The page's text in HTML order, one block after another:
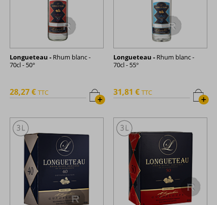
Longueteau - Rhum blanc -
70cl - 50°
+
28,27 € TTC
Longueteau - Rhum blanc -
70cl - 55°
+
31,81 € TTC